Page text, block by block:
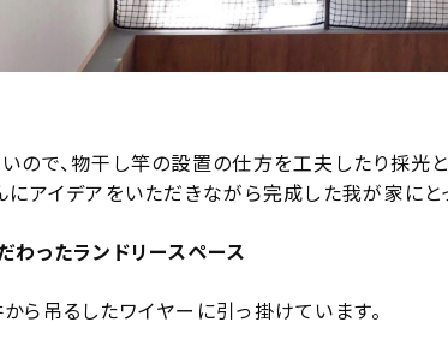
ので、物干し竿の設置の仕方を工夫したり採
にアイデアをいただきながら完成した我が家にと
わったランドリースペース
ら吊るしたワイヤーに引っ掛けています。